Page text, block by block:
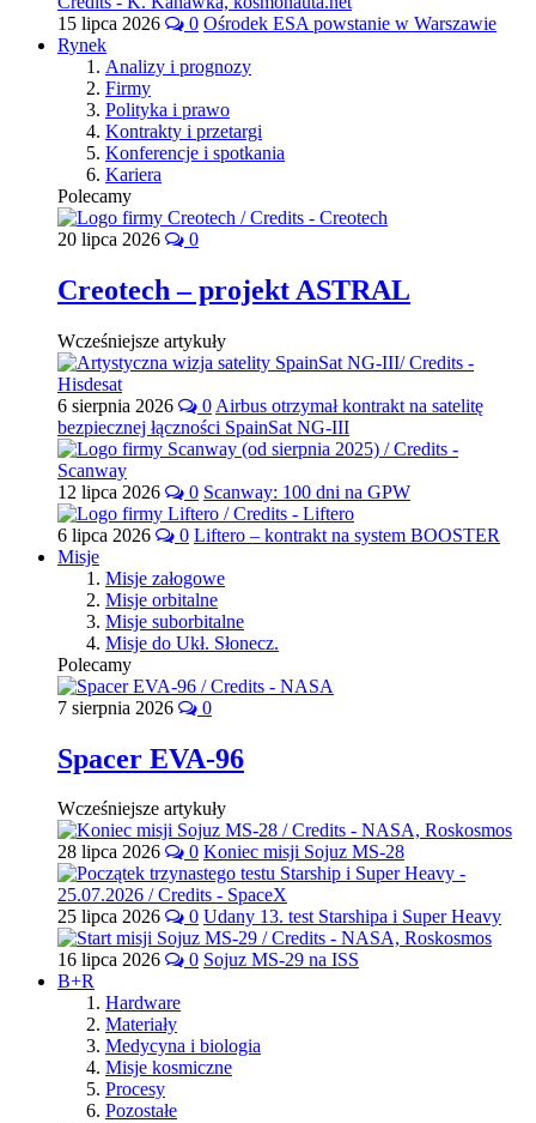
15 lipca 2026 0 Ośrodek ESA powstanie w Warszawie
Rynek
Analizy i prognozy
Firmy
Polityka i prawo
Kontrakty i przetargi
Konferencje i spotkania
Kariera
Polecamy
20 lipca 2026 0
Creotech – projekt ASTRAL
Wcześniejsze artykuły
6 sierpnia 2026 0 Airbus otrzymał kontrakt na satelitę
bezpiecznej łączności SpainSat NG-III
12 lipca 2026 0 Scanway: 100 dni na GPW
6 lipca 2026 0 Liftero – kontrakt na system BOOSTER
Misje
Misje załogowe
Misje orbitalne
Misje suborbitalne
Misje do Ukł. Słonecz.
Polecamy
7 sierpnia 2026 0
Spacer EVA-96
Wcześniejsze artykuły
28 lipca 2026 0 Koniec misji Sojuz MS-28
25 lipca 2026 0 Udany 13. test Starshipa i Super Heavy
16 lipca 2026 0 Sojuz MS-29 na ISS
B+R
Hardware
Materiały
Medycyna i biologia
Misje kosmiczne
Procesy
Pozostałe